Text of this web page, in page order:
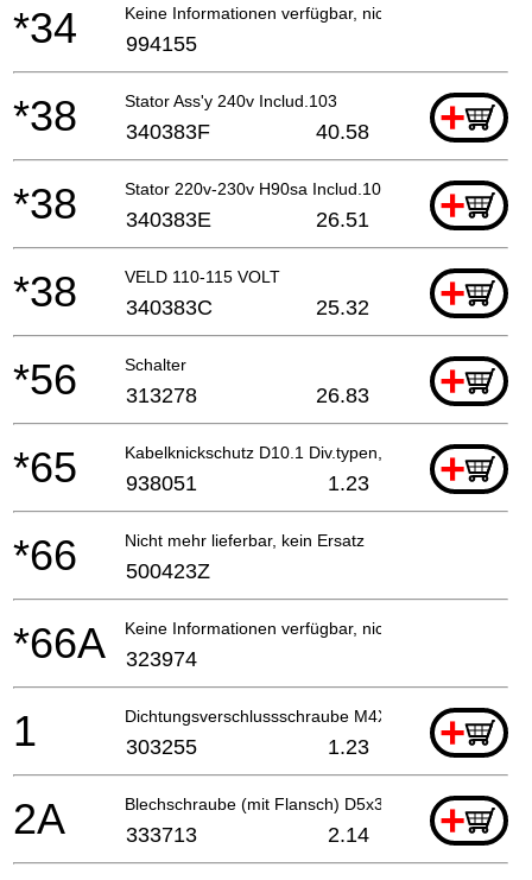
Keine Informationen verfügbar, nicht bestellbar
*34 994155
Stator Ass'y 240v Includ.103 +
*38 340383F 40.58
Stator 220v-230v H90sa Includ.103 Für Nzl,saf
+
*38 340383E 26.51
VELD 110-115 VOLT +
*38 340383C 25.32
Schalter +
*56 313278 26.83
Kabelknickschutz D10.1 Div.typen, C8fshe, C8fse
+
*65 938051 1.23
Nicht mehr lieferbar, kein Ersatz
*66 500423Z
Keine Informationen verfügbar, nicht bestellbar
*66A 323974
Dichtungsverschlussschraube M4X10 +
1 303255 1.23
Blechschraube (mit Flansch) D5x30 (schwarz)
+
2A 333713 2.14